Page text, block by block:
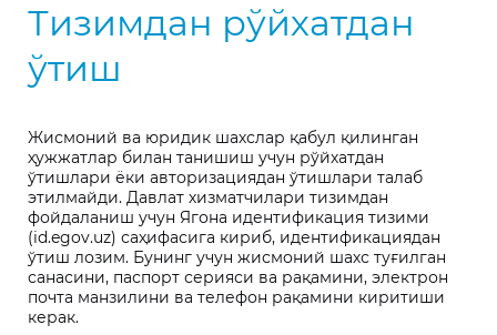
Тизимдан рўйхатдан
ўтиш
Жисмоний ва юридик шахслар қабул қилинган
ҳужжатлар билан танишиш учун рўйхатдан
ўтишлари ёки авторизациядан ўтишлари талаб
этилмайди. Давлат хизматчилари тизимдан
фойдаланиш учун Ягона идентификация тизими
(id.egov.uz) саҳифасига кириб, идентификациядан
ўтиш лозим. Бунинг учун жисмоний шахс туғилган
санасини, паспорт серияси ва рақамини, электрон
почта манзилини ва телефон рақамини киритиши
керак.